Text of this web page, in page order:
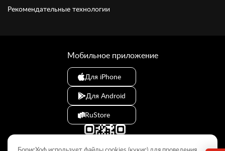
Рекомендательные технологии
Мобильное приложение
Для iPhone
Для Android
RuStore